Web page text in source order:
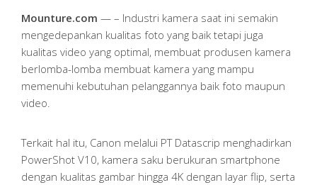
Mounture.com — – Industri kamera saat ini semakin
mengedepankan kualitas foto yang baik tetapi juga
kualitas video yang optimal, membuat produsen kamera
berlomba-lomba membuat kamera yang mampu
memenuhi kebutuhan pelanggannya baik foto maupun
video.
Terkait hal itu, Canon melalui PT Datascrip menghadirkan
PowerShot V10, kamera saku berukuran smartphone
dengan kualitas gambar hingga 4K dengan layar flip, serta